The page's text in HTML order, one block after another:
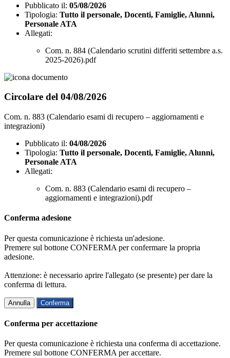
Pubblicato il: 05/08/2026
Tipologia: Tutto il personale, Docenti, Famiglie, Alunni,
Personale ATA
Allegati:
Com. n. 884 (Calendario scrutini differiti settembre a.s.
2025-2026).pdf
Circolare del 04/08/2026
Com. n. 883 (Calendario esami di recupero – aggiornamenti e
integrazioni)
Pubblicato il: 04/08/2026
Tipologia: Tutto il personale, Docenti, Famiglie, Alunni,
Personale ATA
Allegati:
Com. n. 883 (Calendario esami di recupero –
aggiornamenti e integrazioni).pdf
Conferma adesione
Per questa comunicazione è richiesta un'adesione.
Premere sul bottone CONFERMA per confermare la propria
adesione.
Attenzione: è necessario aprire l'allegato (se presente) per dare la
conferma di lettura.
Annulla Conferma
Conferma per accettazione
Per questa comunicazione è richiesta una conferma di accettazione.
Premere sul bottone CONFERMA per accettare.